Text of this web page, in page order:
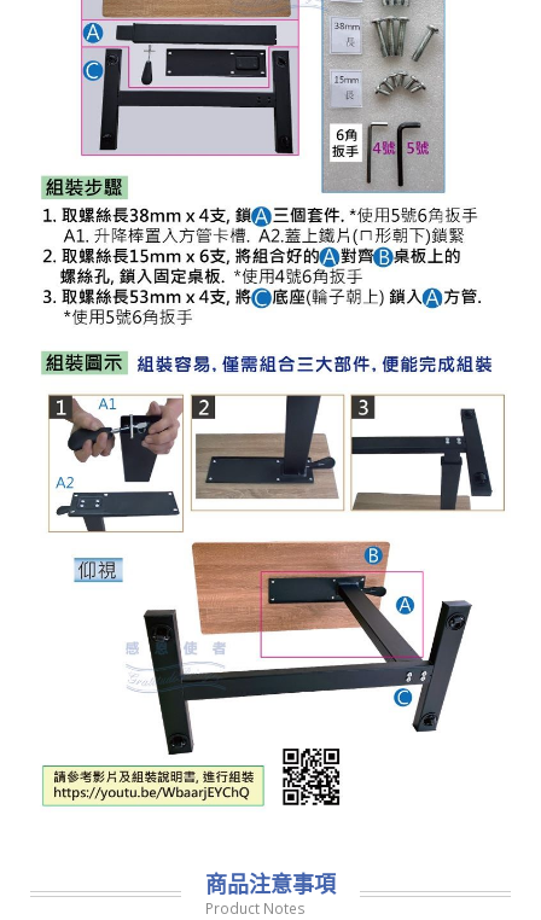
商品注意事項
Product Notes